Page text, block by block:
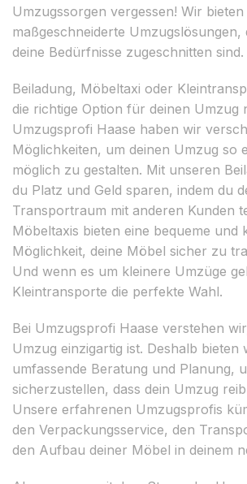
Umzugssorgen vergessen! Wir bieten
maßgeschneiderte Umzugslösungen,
deine Bedürfnisse zugeschnitten sind.
Beiladung, Möbeltaxi oder
die richtige Option für deinen Umzug
Umzugsprofi Haase haben wir
Möglichkeiten, um deinen Umzug so
möglich zu gestalten. Mit unseren
du Platz und Geld sparen, indem du
Transportraum mit anderen Kunden
Möbeltaxis bieten eine bequeme und
Möglichkeit, deine Möbel sicher zu
Und wenn es um kleinere Umzüge
Kleintransporte die perfekte Wahl.
Bei Umzugsprofi Haase verstehen
Umzug einzigartig ist. Deshalb bieten
umfassende Beratung und Planung,
sicherzustellen, dass dein Umzug
Unsere erfahrenen Umzugsprofis
den Verpackungsservice, den
den Aufbau deiner Möbel in deinem